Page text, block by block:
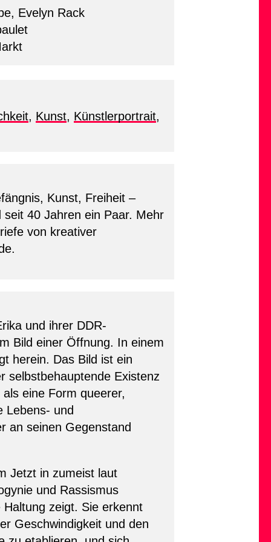
Evelyn Rack
, Kunst, Künstlerportrait,
Kunst, Freiheit –
40 Jahren ein Paar. Mehr
von kreativer
und ihrer DDR-
Bild einer Öffnung. In einem
herein. Das Bild ist ein
selbstbehauptende Existenz
eine Form queerer,
Lebens- und
an seinen Gegenstand
Jetzt in zumeist laut
und Rassismus
zeigt. Sie erkennt
Geschwindigkeit und den